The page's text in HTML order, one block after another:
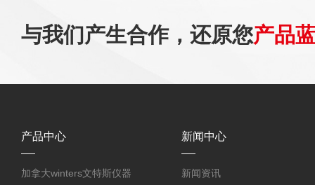
与我们产生合作，还原您产品
产品中心
加拿大winters文特斯仪器
新闻中心
新闻资讯